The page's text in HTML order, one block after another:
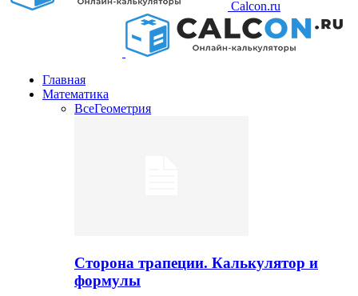
Calcon.ru
Главная
Математика
ВсеГеометрия
Сторона трапеции. Калькулятор и
формулы